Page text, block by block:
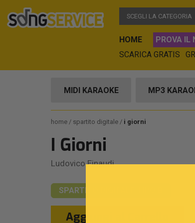
SCEGLI LA CATEGORIA
HOME PROVA IL
SCARICA GRATIS
MIDI KARAOKE MP3
home spartito digitale i giorni
I Giorni
Ludovico Einaudi
SPARTITO DIGITALE
Aggiungi al Carrello